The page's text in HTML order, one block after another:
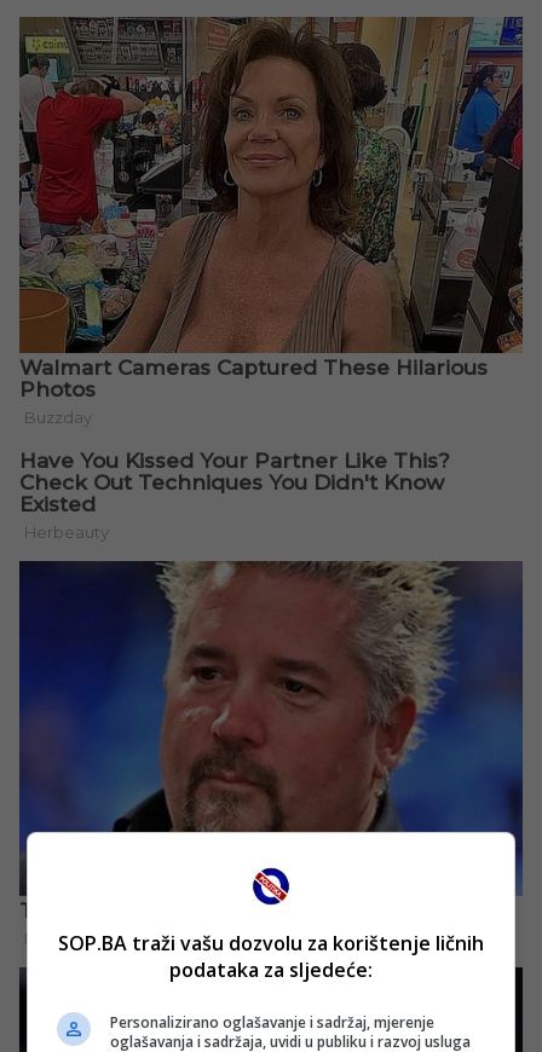
SOP.BA traži vašu dozvolu za korištenje ličnih
podataka za sljedeće:
Personalizirano oglašavanje i sadržaj, mjerenje
oglašavanja i sadržaja, uvidi u publiku i razvoj usluga